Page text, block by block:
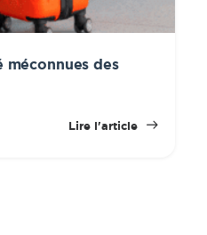
méconnues des
Lire l'article